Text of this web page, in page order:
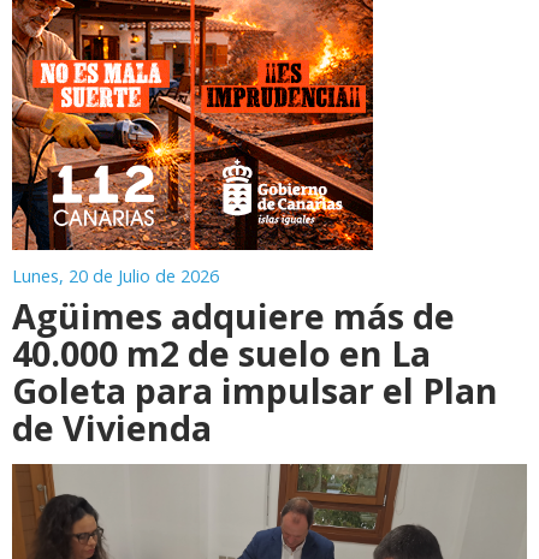
Lunes, 20 de Julio de 2026
Agüimes adquiere más de
40.000 m2 de suelo en La
Goleta para impulsar el Plan
de Vivienda